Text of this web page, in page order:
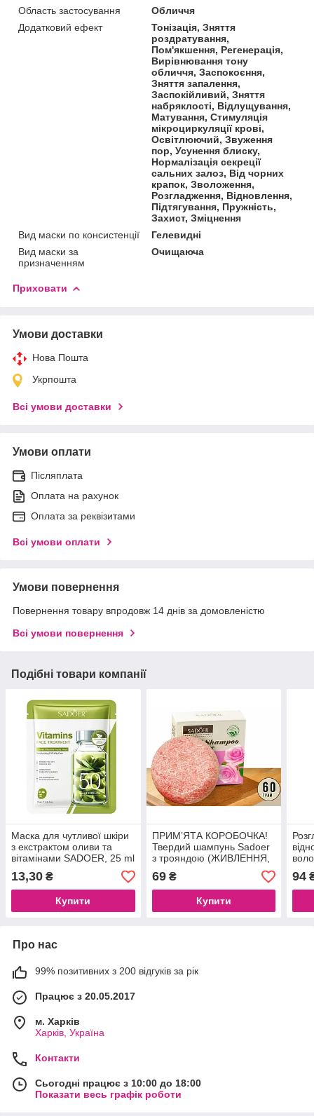
Область застосування
Обличчя
Додатковий ефект
Тонізація, Зняття
роздратування,
Пом'якшення, Регенерація,
Вирівнювання тону
обличчя, Заспокоєння,
Зняття запалення,
Заспокійливий, Зняття
набряклості, Відлущування,
Матування, Стимуляція
мікроциркуляції крові,
Освітлюючий, Звуження
пор, Усунення блиску,
Нормалізація секреції
сальних залоз, Від чорних
крапок, Зволоження,
Розгладження, Відновлення,
Підтягування, Пружність,
Захист, Зміцнення
Вид маски по консистенції
Гелевидні
Вид маски за
призначенням
Очищаюча
Приховати
Умови доставки
Нова Пошта
Укрпошта
Всі умови доставки
Умови оплати
Післяплата
Оплата на рахунок
Оплата за реквізитами
Всі умови оплати
Умови повернення
Повернення товару впродовж 14 днів за домовленістю
Всі умови повернення
Подібні товари компанії
Маска для чутливої ​​шкіри
з екстрактом оливи та
вітамінами SADOER, 25 ml
13,30 ₴
Купити
ПРИМ’ЯТА КОРОБОЧКА!
Твердий шампунь Sadoer
з трояндою (ЖИВЛЕННЯ,
ВІД ЛУПИ, КОНТРОЛЬ
ЖИРНОСТІ ТА
ПОЗБАВЛЕННЯ
СВЕРБЛЯЧКИ), 60 g
69₴
Купити
94
Про нас
99% позитивних з 200 відгуків за рік
Працює з 20.05.2017
м. Харків
Харків, Україна
Контакти
Сьогодні працює з 10:00 до 18:00
Показати весь графік роботи